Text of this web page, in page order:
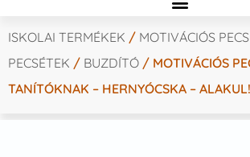
ISKOLAI TERMÉKEK / MOTIVÁCIÓS
PECSÉTEK / BUZDÍTÓ / MOTIVÁCIÓS
TANÍTÓKNAK – HERNYÓCSKA – ALAKUL!